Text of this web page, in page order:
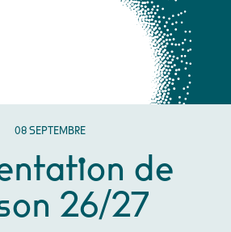
08 SEPTEMBRE
SEPTEMBRE
de
26/27